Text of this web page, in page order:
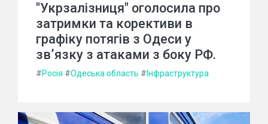
"Укрзалізниця" оголосила про
затримки та корективи в
графіку потягів з Одеси у
зв’язку з атаками з боку РФ.
#Росія #Одеська область # Інфраструктура